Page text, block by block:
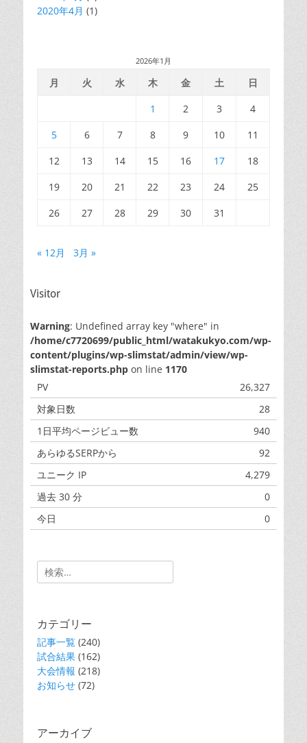
2020年4月 (1)
2026年1月
月 火 水 木 金 土
日
1
2 3
4
5
6 7 8 9 10
11
12
13 14 15 16 17
18
19
20 21 22 23 24
25
26
27 28 29 30 31
« 12月 3月 »
Visitor
Warning: Undefined array key "where" in
/home/c7720699/public_html/watakukyo.com/wp-
content/plugins/wp-slimstat/admin/view/wp-
slimstat-reports.php on line 1170
PV
26,327
対象日数
28
1日平均ページビュー数
940
あらゆるSERPから
92
ユニーク IP
4,279
過去 30 分
0
今日
0
Search
for:
カテゴリー
記事一覧 (240)
試合結果 (162)
大会情報 (218)
お知らせ (72)
アーカイブ